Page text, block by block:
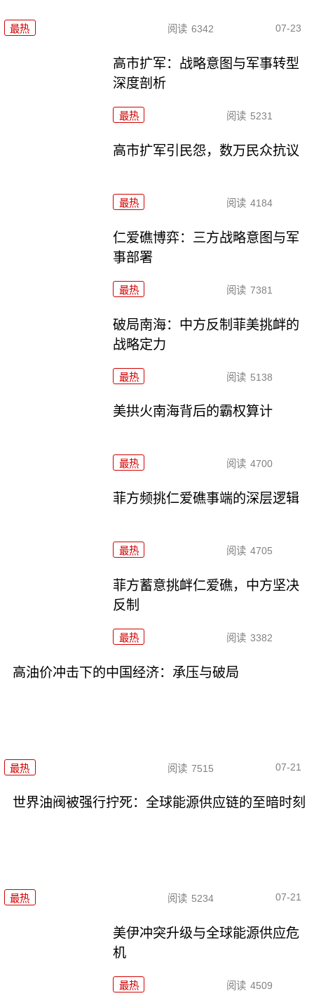
最热 阅读 6342 07-23
高市扩军：战略意图与军事转型
深度剖析
最热 阅读 5231
高市扩军引民怨，数万民众抗议
最热 阅读 4184
仁爱礁博弈：三方战略意图与军
事部署
最热 阅读 7381
破局南海：中方反制菲美挑衅的
战略定力
最热 阅读 5138
美拱火南海背后的霸权算计
最热 阅读 4700
菲方频挑仁爱礁事端的深层逻辑
最热 阅读 4705
菲方蓄意挑衅仁爱礁，中方坚决
反制
最热 阅读 3382
高油价冲击下的中国经济：承压与破局
最热 阅读 7515 07-21
世界油阀被强行拧死：全球能源供应链的至暗时刻
最热 阅读 5234 07-21
美伊冲突升级与全球能源供应危
机
最热 阅读 4509